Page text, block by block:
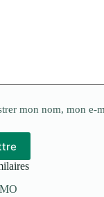
mon nom, mon e-